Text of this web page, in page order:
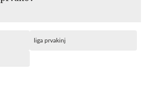
liga prvakinj